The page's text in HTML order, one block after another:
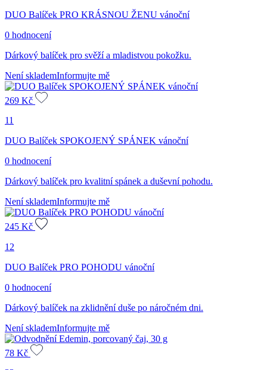
DUO Balíček PRO KRÁSNOU ŽENU vánoční
0 hodnocení
Dárkový balíček pro svěží a mladistvou pokožku.
Není sklademInformujte mě
269 Kč
11
DUO Balíček SPOKOJENÝ SPÁNEK vánoční
0 hodnocení
Dárkový balíček pro kvalitní spánek a duševní pohodu.
Není sklademInformujte mě
245 Kč
12
DUO Balíček PRO POHODU vánoční
0 hodnocení
Dárkový balíček na zklidnění duše po náročném dni.
Není sklademInformujte mě
78 Kč